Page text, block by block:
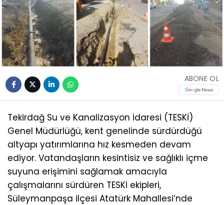
ABONE OL
Tekirdağ Su ve Kanalizasyon İdaresi (TESKİ)
Genel Müdürlüğü, kent genelinde sürdürdüğü
altyapı yatırımlarına hız kesmeden devam
ediyor. Vatandaşların kesintisiz ve sağlıklı içme
suyuna erişimini sağlamak amacıyla
çalışmalarını sürdüren TESKİ ekipleri,
Süleymanpaşa ilçesi Atatürk Mahallesi’nde